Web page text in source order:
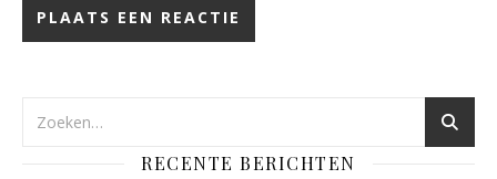
RECENTE BERICHTEN